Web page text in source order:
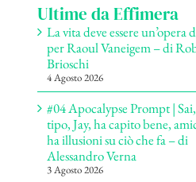
Ultime da Effimera
La vita deve essere un’opera
per Raoul Vaneigem – di
Brioschi
4 Agosto 2026
#04 Apocalypse Prompt |
tipo, Jay, ha capito bene,
ha illusioni su ciò che fa – di
Alessandro Verna
3 Agosto 2026